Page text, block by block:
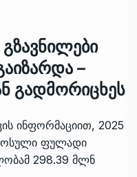
–
გადმორიცხეს
ინფორმაციით, 2025
ფულადი
298.39 მლნ